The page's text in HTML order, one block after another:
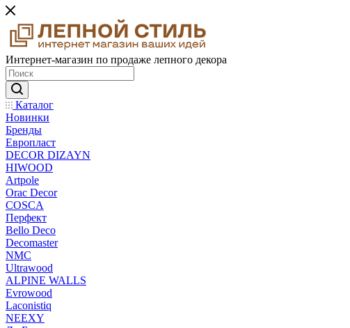
Интернет-магазин по продаже лепного декора
Каталог
Новинки
Бренды
Европласт
DECOR DIZAYN
HIWOOD
Artpole
Orac Decor
COSCA
Перфект
Bello Deco
Decomaster
NMС
Ultrawood
ALPINE WALLS
Evrowood
Laconistiq
NEEXY